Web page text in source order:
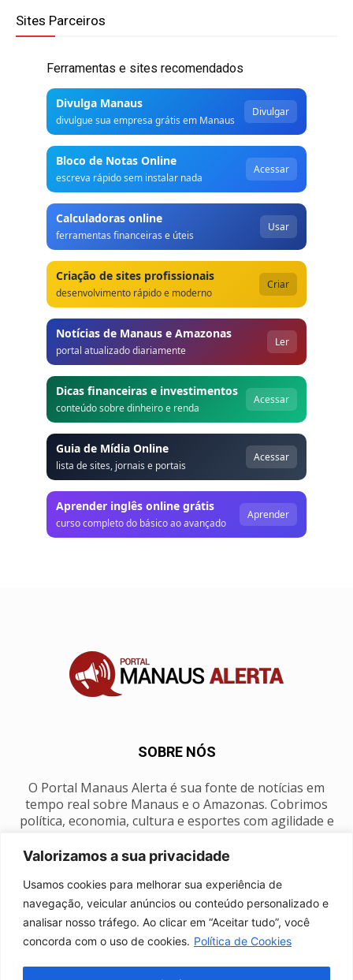
Valorizamos a sua privacidade
Usamos cookies para melhorar sua experiência de
navegação, veicular anúncios ou conteúdo personalizado e
analisar nosso tráfego. Ao clicar em “Aceitar tudo”, você
concorda com o uso de cookies. Política de Cookies
Sites Parceiros
Ferramentas e sites recomendados
Divulga Manaus
divulgue sua empresa grátis em Manaus
Divulgar
Bloco de Notas Online
escreva rápido sem instalar nada
Acessar
Calculadoras online
ferramentas financeiras e úteis
Usar
Criação de sites profissionais
desenvolvimento rápido e moderno
Criar
Notícias de Manaus e Amazonas
portal atualizado diariamente
Ler
Dicas financeiras e investimentos
conteúdo sobre dinheiro e renda
Acessar
Guia de Mídia Online
lista de sites, jornais e portais
Acessar
Aprender inglês online grátis
curso completo do básico ao avançado
Aprender
SOBRE NÓS
O Portal Manaus Alerta é sua fonte de notícias em
tempo real sobre Manaus e o Amazonas. Cobrimos
política, economia, cultura e esportes com agilidade e
SIGA-NOS